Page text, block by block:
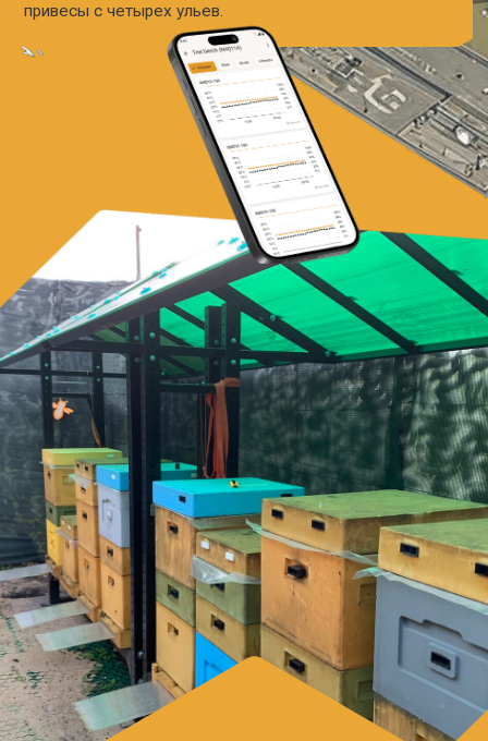
15 ульев ППУ и 1 улей FlowHive 2.0.
Блок управления NH031
Четверо весов BS010
Мы публикуем которткие записи осмотра ульев
любезно предоставляемые нам пчеловодом,
чтобы вы могли сравнить их с тем, что видите на
графиках.
16 Мультидатчиков BM010
ЧТО ИЗ СЕБЯ ПРЕДСТАВЛЯЕТ ТЕСТОВАЯ
ПАСЕКА И КАКОЕ ОБОРУДОВАНИЕ НА НЕЙ
УСТАНОВЛЕНО